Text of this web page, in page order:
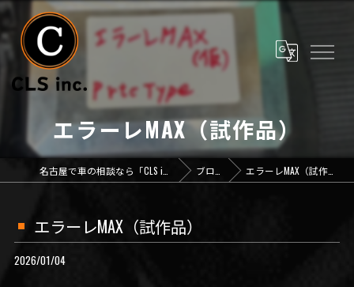
エラーレMAX（試作品）
ブログ エラーレMAX（試作品）
エラーレMAX（試作品）
2026/01/04